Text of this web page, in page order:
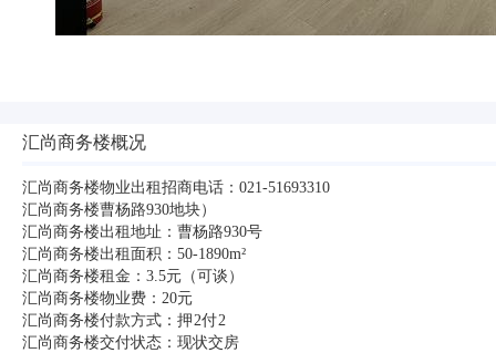
汇尚商务楼概况
汇尚商务楼物业出租招商电话：021-51693310
汇尚商务楼曹杨路930地块）
汇尚商务楼出租地址：曹杨路930号
汇尚商务楼出租面积：50-1890m²
汇尚商务楼租金：3.5元（可谈）
汇尚商务楼物业费：20元
汇尚商务楼付款方式：押 2付 2
汇尚商务楼交付状态：现状交房